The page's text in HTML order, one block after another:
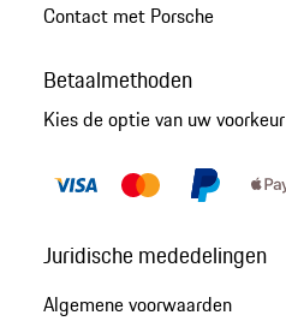
Contact met Porsche
Betaalmethoden
Kies de optie van uw voorkeur
Juridische mededelingen
Algemene voorwaarden